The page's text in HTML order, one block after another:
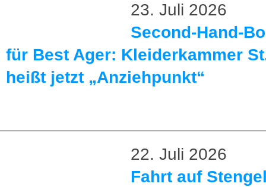
23. Juli 2026
Second-Hand-
für Best Ager: Kleiderkammer
heißt jetzt „Anziehpunkt“
22. Juli 2026
Fahrt auf